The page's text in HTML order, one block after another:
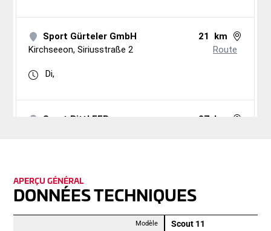
APERÇU GÉNÉRAL
DONNÉES TECH­NIQUES
Modèle Scout 11